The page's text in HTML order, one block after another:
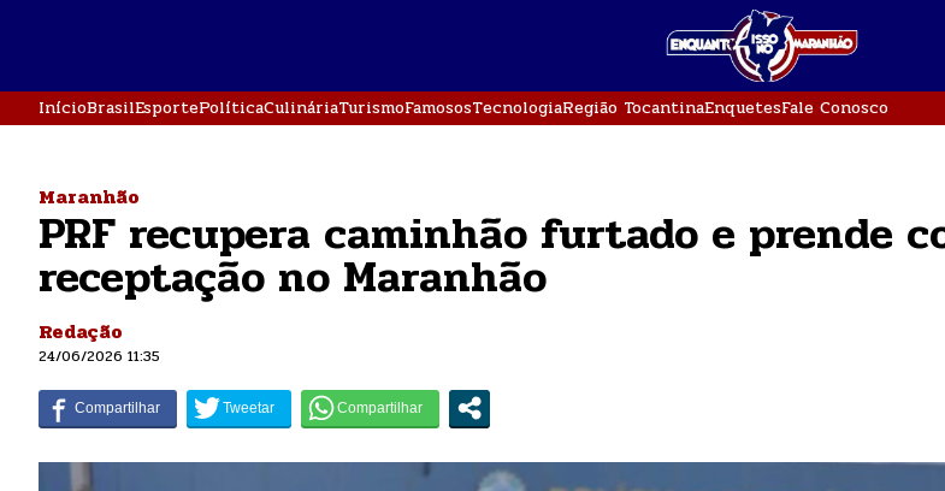
InícioBrasilEsportePolíticaCulináriaTurismoFamososTecnologiaRegião TocantinaEnquetesFale Conosco
Maranhão
PRF recupera caminhão furtado e prende
receptação no Maranhão
Redação
24/06/2026 11:35